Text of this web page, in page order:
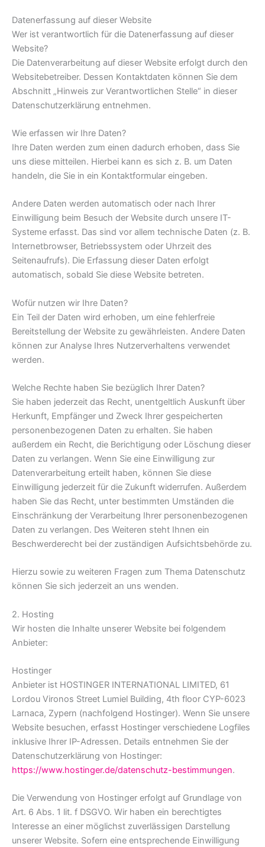
Datenerfassung auf dieser Website
Wer ist verantwortlich für die Datenerfassung auf dieser
Website?
Die Datenverarbeitung auf dieser Website erfolgt durch den
Websitebetreiber. Dessen Kontaktdaten können Sie dem
Abschnitt „Hinweis zur Verantwortlichen Stelle“ in dieser
Datenschutzerklärung entnehmen.
Wie erfassen wir Ihre Daten?
Ihre Daten werden zum einen dadurch erhoben, dass Sie
uns diese mitteilen. Hierbei kann es sich z. B. um Daten
handeln, die Sie in ein Kontaktformular eingeben.
Andere Daten werden automatisch oder nach Ihrer
Einwilligung beim Besuch der Website durch unsere IT-
Systeme erfasst. Das sind vor allem technische Daten (z. B.
Internetbrowser, Betriebssystem oder Uhrzeit des
Seitenaufrufs). Die Erfassung dieser Daten erfolgt
automatisch, sobald Sie diese Website betreten.
Wofür nutzen wir Ihre Daten?
Ein Teil der Daten wird erhoben, um eine fehlerfreie
Bereitstellung der Website zu gewährleisten. Andere Daten
können zur Analyse Ihres Nutzerverhaltens verwendet
werden.
Welche Rechte haben Sie bezüglich Ihrer Daten?
Sie haben jederzeit das Recht, unentgeltlich Auskunft über
Herkunft, Empfänger und Zweck Ihrer gespeicherten
personenbezogenen Daten zu erhalten. Sie haben
außerdem ein Recht, die Berichtigung oder Löschung dieser
Daten zu verlangen. Wenn Sie eine Einwilligung zur
Datenverarbeitung erteilt haben, können Sie diese
Einwilligung jederzeit für die Zukunft widerrufen. Außerdem
haben Sie das Recht, unter bestimmten Umständen die
Einschränkung der Verarbeitung Ihrer personenbezogenen
Daten zu verlangen. Des Weiteren steht Ihnen ein
Beschwerderecht bei der zuständigen Aufsichtsbehörde zu.
Hierzu sowie zu weiteren Fragen zum Thema Datenschutz
können Sie sich jederzeit an uns wenden.
2. Hosting
Wir hosten die Inhalte unserer Website bei folgendem
Anbieter:
Hostinger
Anbieter ist HOSTINGER INTERNATIONAL LIMITED, 61
Lordou Vironos Street Lumiel Building, 4th floor CYP-6023
Larnaca, Zypern (nachfolgend Hostinger). Wenn Sie unsere
Website besuchen, erfasst Hostinger verschiedene Logfiles
inklusive Ihrer IP-Adressen. Details entnehmen Sie der
Datenschutzerklärung von Hostinger:
https://www.hostinger.de/datenschutz-bestimmungen.
Die Verwendung von Hostinger erfolgt auf Grundlage von
Art. 6 Abs. 1 lit. f DSGVO. Wir haben ein berechtigtes
Interesse an einer möglichst zuverlässigen Darstellung
unserer Website. Sofern eine entsprechende Einwilligung